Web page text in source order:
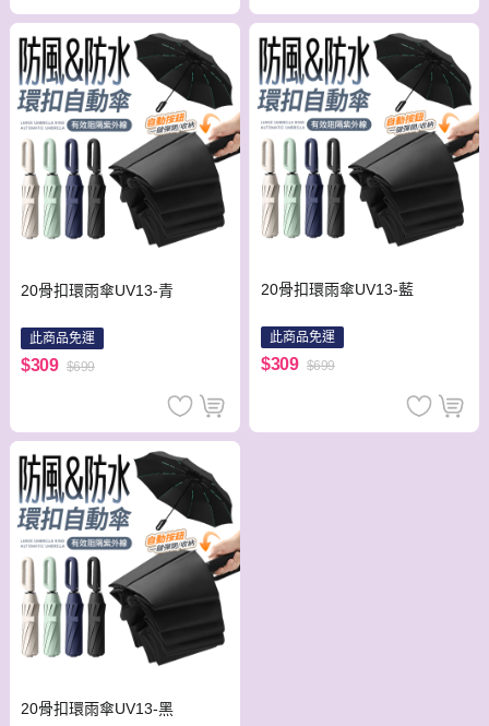
20骨扣環雨傘UV13-青
此商品免運
$309 $699
20骨扣環雨傘UV13-藍
此商品免運
$309 $699
20骨扣環雨傘UV13-黑